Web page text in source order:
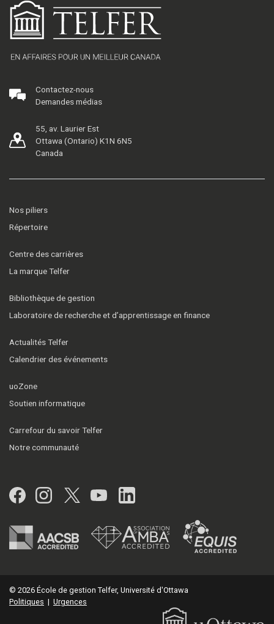
Contactez-nous
Demandes médias
55, av. Laurier Est
Ottawa (Ontario) K1N 6N5
Canada
Nos piliers
Répertoire
Centre des carrières
La marque Telfer
Bibliothèque de gestion
Laboratoire de recherche et d’apprentissage en finance
Actualités Telfer
Calendrier des événements
uoZone
Soutien informatique
Carrefour du savoir Telfer
Notre communauté
Facebook
Instagram
Twitter
YouTubeLinkedIn
© 2026 École de gestion Telfer, Université d'Ottawa
Politiques | Urgences